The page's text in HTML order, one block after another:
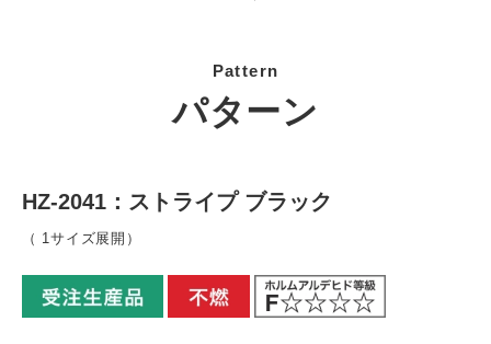
Pattern
パターン
HZ-2041：ストライプ ブラック
（ 1サイズ展開）